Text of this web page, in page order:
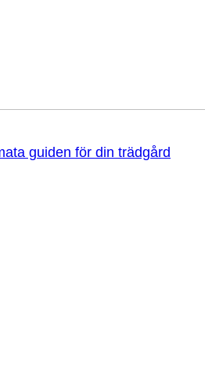
guiden för din trädgård